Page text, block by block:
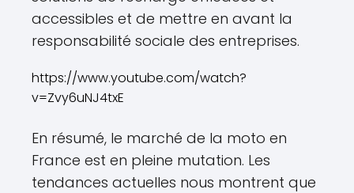
accessibles et de mettre en avant la
responsabilité sociale des entreprises.
https://www.youtube.com/watch?
v=Zvy6uNJ4txE
En résumé, le marché de la moto en
France est en pleine mutation. Les
tendances actuelles nous montrent que